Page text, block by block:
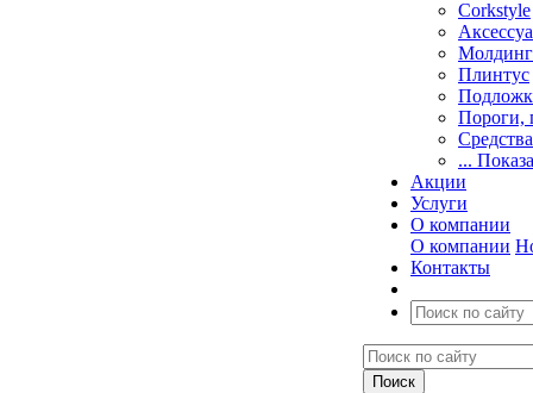
Corkstyle
Молдинг
Плинтус
Пороги,
...
Акции
Услуги
О компании
О компании
Контакты